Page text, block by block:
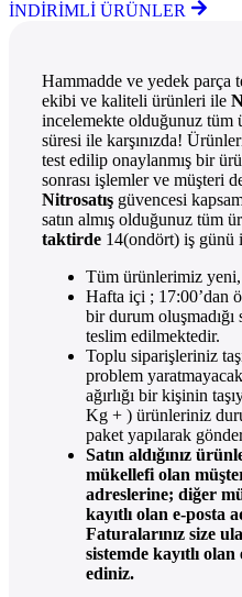
İNDİRİMLİ ÜRÜNLER
Hammadde ve yedek parça
ekibi ve kaliteli ürünleri ile
incelemekte olduğunuz tüm
süresi ile karşınızda!
test edilip onaylanmış bir
sonrası işlemler ve müşteri
Nitrosatış güvencesi
satın almış olduğunuz tüm
taktirde 14(ondört) iş günü
Tüm ürünlerimiz yeni,
Hafta içi ; 17:00’dan
bir durum oluşmadığı
teslim edilmektedir.
Toplu siparişleriniz
problem
ağırlığı bir kişinin
Kg + ) ürünleriniz
paket yapılarak
Satın aldığınız
mükellefi olan
adreslerine; diğer
kayıtlı olan e-posta
Faturalarınız size
sistemde kayıtlı
ediniz.